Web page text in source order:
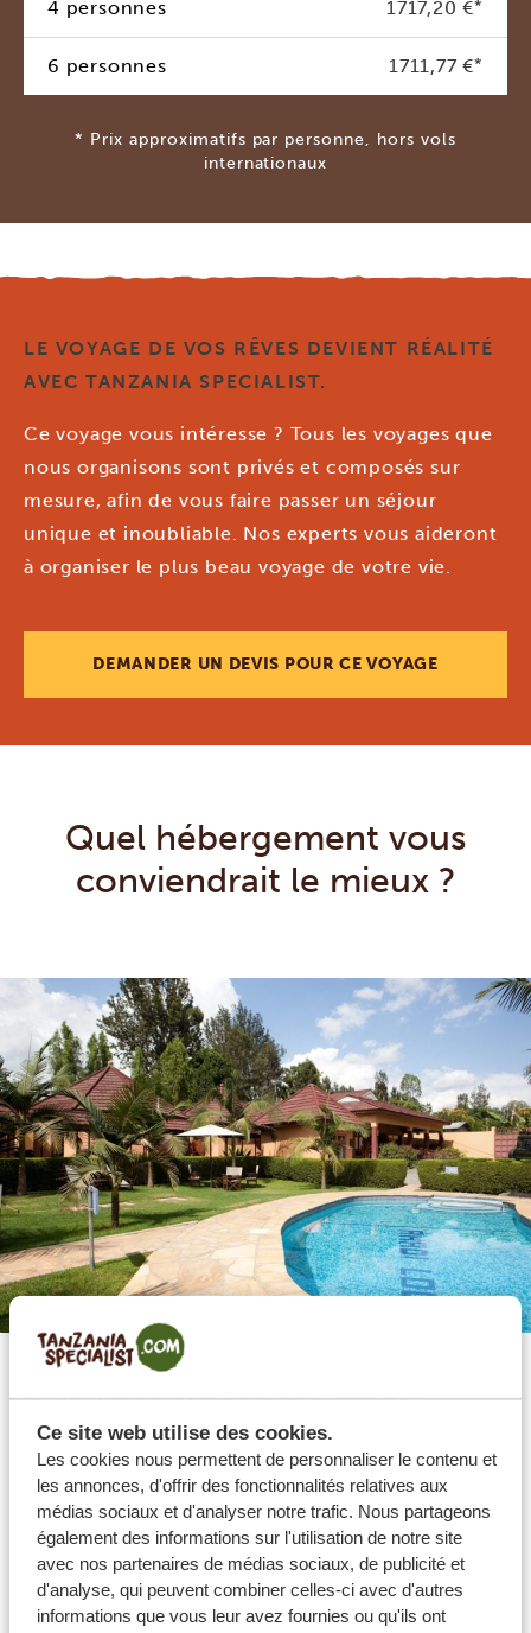
Ce site web utilise des cookies.
Les cookies nous permettent de personnaliser le contenu et
les annonces, d'offrir des fonctionnalités relatives aux
médias sociaux et d'analyser notre trafic. Nous partageons
également des informations sur l'utilisation de notre site
avec nos partenaires de médias sociaux, de publicité et
d'analyse, qui peuvent combiner celles-ci avec d'autres
informations que vous leur avez fournies ou qu'ils ont
4 personnes 1717,20 €*
6 personnes 1711,77 €*
* Prix approximatifs par personne, hors vols
internationaux
LE VOYAGE DE VOS RÊVES DEVIENT RÉALITÉ
AVEC TANZANIA SPECIALIST.
Ce voyage vous intéresse ? Tous les voyages que
nous organisons sont privés et composés sur
mesure, afin de vous faire passer un séjour
unique et inoubliable. Nos experts vous aideront
à organiser le plus beau voyage de votre vie.
DEMANDER UN DEVIS POUR CE VOYAGE
Quel hébergement vous
conviendrait le mieux ?
Hébergements Silver
Nos hébergements de la catégorie Silver sont
confortables et ont un prix abordable : une option
intéressante pour un voyage agréable en Tanzanie.
Rien de glamour ou luxueux, mais un hébergement
correct et plaisant pour y passer une nuit. Vous logez
dans des hébergements bien entretenus avec des
chambres propres, des lits confortables, des salles de
bain privées avec des douches chaudes et de belles